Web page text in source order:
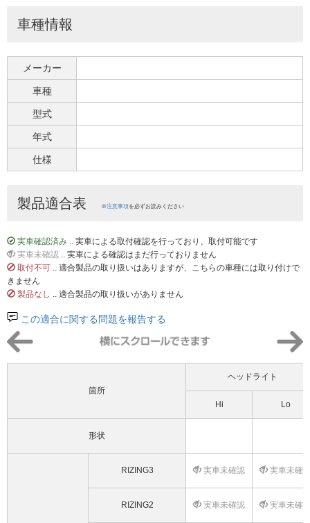
車種情報
メーカー
車種
型式
年式
仕様
製品適合表 ※注意事項を必ずお読みください
実車確認済み .. 実車による取付確認を行っており、取付可能です
実車未確認 .. 実車による確認はまだ行っておりません
取付不可 .. 適合製品の取り扱いはありますが、こちらの車種には取り付けで
きません
製品なし .. 適合製品の取り扱いがありません
この適合に関する問題を報告する
箇所
ヘッドライト
Hi Lo
形状
RIZING3 実車未確認 実車未確
RIZING2 実車未確認 実車未確